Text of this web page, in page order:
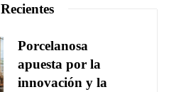
Recientes
Porcelanosa
apuesta por la
innovación y la